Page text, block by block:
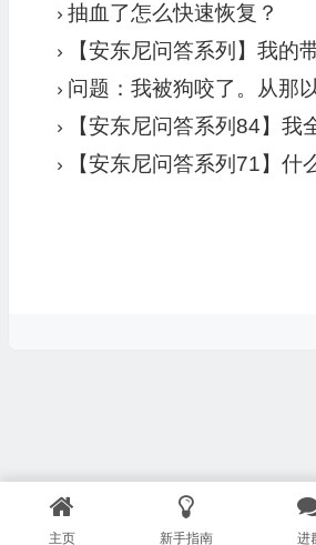
抽血了怎么快速恢复？
【安东尼问答系列】我的带状疱疹
问题：我被狗咬了。从那以后，我的膝盖和腿部一直疼痛。还发生了一些其他事情，对此也原因不明。
【安东尼问答系列84】我全身痒，吃水果后更严重，有人说痒和高草酸或
【安东尼问答系列71】什么原因导致酒糟鼻、面部和脚部
主页 新手指南 进